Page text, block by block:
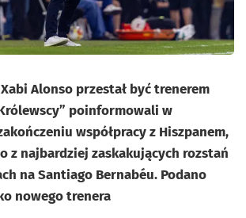
Alonso przestał być trenerem
poinformowali w
współpracy z Hiszpanem,
z najbardziej zaskakujących rozstań
na Santiago Bernabéu. Podano
nowego trenera